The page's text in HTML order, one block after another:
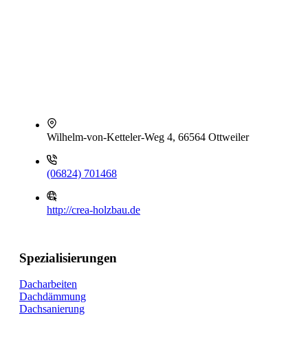
Wilhelm-von-Ketteler-Weg 4, 66564 Ottweiler
(06824) 701468
http://crea-holzbau.de
Spezialisierungen
Dacharbeiten
Dachdämmung
Dachsanierung